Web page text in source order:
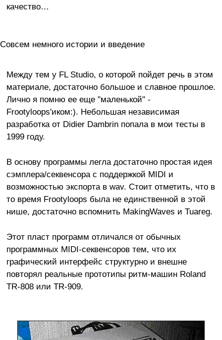
качество…
Совсем немного истории и введение
Между тем у FL Studio, о которой пойдет речь в этом
материале, достаточно большое и славное прошлое.
Лично я помню ее еще "маленькой" -
Frootyloops'иком:). Небольшая независимая
разработка от Didier Dambrin попала в мои тесты в
1999 году.
В основу программы легла достаточно простая идея
сэмплера/секвенсора с поддержкой MIDI и
возможностью экспорта в wav. Стоит отметить, что в
то время Frootyloops была не единственной в этой
нише, достаточно вспомнить MakingWaves и Tuareg.
Этот пласт программ отличался от обычных
программных MIDI-секвенсоров тем, что их
графический интерфейс структурно и внешне
повторял реальные прототипы ритм-машин Roland
TR-808 или TR-909.